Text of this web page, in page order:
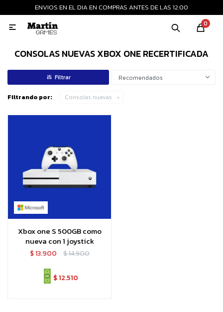
ENVIOS EN EL DIA EN COMPRAS ANTES DE LAS 12:00
0

CONSOLAS NUEVAS XBOX ONE RECERTIFICADA
Recomendados
Filtrando por: Consolas nuevas
Xbox one S 500GB como
nueva con 1 joystick
$13.900 $14.900
$12.510
MI CUENTA
Consolas nuevas
Consolas recertificadas
Accesorios